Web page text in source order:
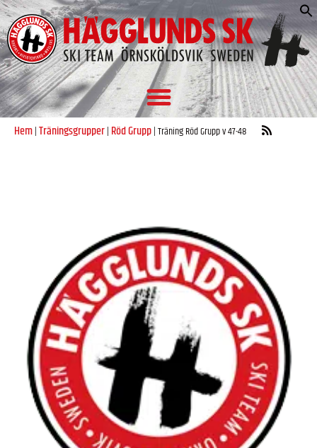
Hem|Träningsgrupper| Röd Grupp|Träning Röd Grupp v 47-48